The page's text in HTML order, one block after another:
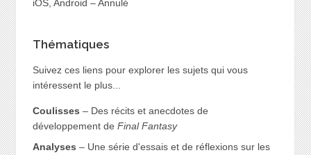
iOS, Android – Annulé
Thématiques
Suivez ces liens pour explorer les sujets qui vous
intéressent le plus...
Coulisses – Des récits et anecdotes de
développement de Final Fantasy
Analyses – Une série d'essais et de réflexions sur les